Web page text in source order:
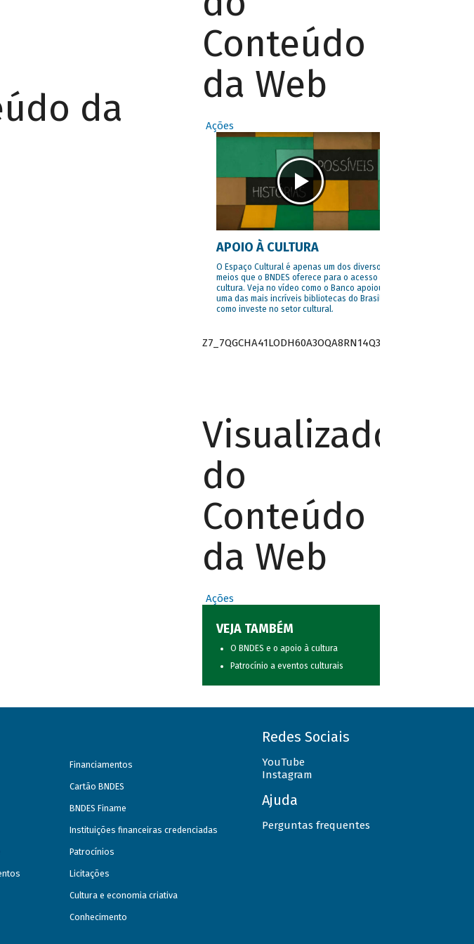
da
Conteúdo
da Web
Ações
APOIO À CULTURA
O Espaço Cultural é apenas um dos diversos
meios que o BNDES oferece para o acesso à
cultura. Veja no vídeo como o Banco apoiou
uma das mais incríveis bibliotecas do Brasil e
como investe no setor cultural.
Z7_7QGCHA41LODH60A3OQA8RN14Q3
Visualizador
do
Conteúdo
da Web
Ações
VEJA TAMBÉM
O BNDES e o apoio à cultura
Patrocínio a eventos culturais
Financiamentos
Cartão BNDES
BNDES Finame
Instituições financeiras credenciadas
Patrocínios
Licitações
Cultura e economia criativa
Conhecimento
Redes Sociais
YouTube
Instagram
Ajuda
Perguntas frequentes